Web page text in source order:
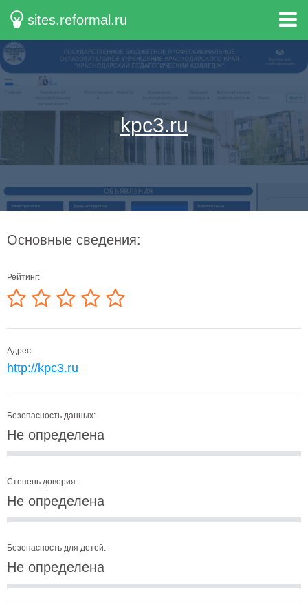
sites.reformal.ru
kpc3.ru
Основные сведения:
Рейтинг:
Адрес:
http://kpc3.ru
Безопасность данных:
Не определена
Степень доверия:
Не определена
Безопасность для детей:
Не определена